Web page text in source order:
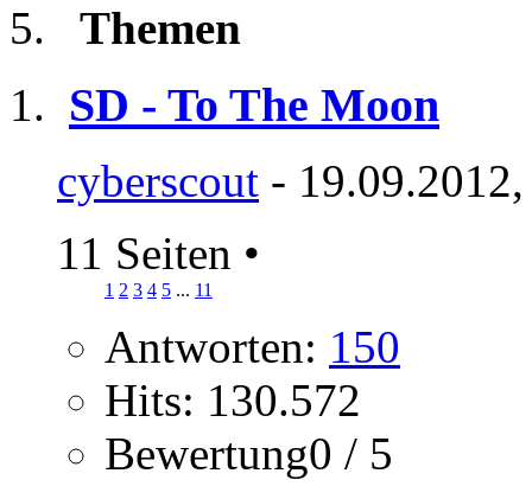
Themen
SD - To The Moon
cyberscout -
11 Seiten •
1 2 3 4 5 ... 11
Antworten: 150
Hits: 130.572
Bewertung0 / 5